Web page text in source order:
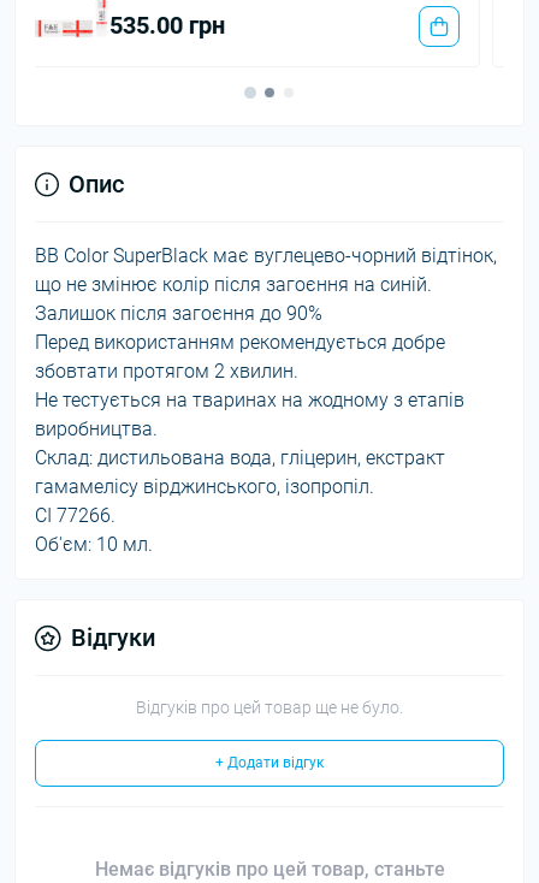
1 802.20 грн
Опис
BB Color SuperBlack має вуглецево-чорний відтінок,
що не змінює колір після загоєння на синій.
Залишок після загоєння до 90%
Перед використанням рекомендується добре
збовтати протягом 2 хвилин.
Не тестується на тваринах на жодному з етапів
виробництва.
Склад: дистильована вода, гліцерин, екстракт
гамамелісу вірджинського, ізопропіл.
CI 77266.
Об'єм: 10 мл.
Відгуки
Відгуків про цей товар ще не було.
+ Додати відгук
Немає відгуків про цей товар, станьте